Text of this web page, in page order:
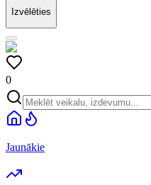
Izvēlēties
0
Jaunākie